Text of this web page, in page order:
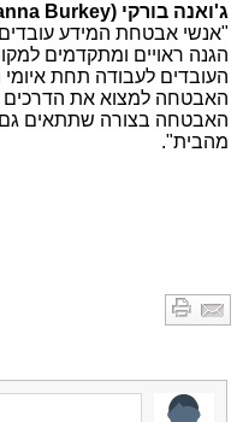
ג'ואנה בורקי (Burkey
"אנשי אבטחת המידע
הגנה ראויים ומתקדמים
העובדים לעבודה תחת איומי
האבטחה למצוא את הדרכים
האבטחה בצורה שתתאים גם
מהבית".